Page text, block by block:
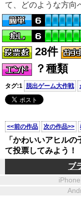
て、どのような方
28件
？種類
タグ:1 脱出ゲーム大作戦
<<前の作品 次の作品>>
「かわいいアヒル
て投票してみよう！
ブ